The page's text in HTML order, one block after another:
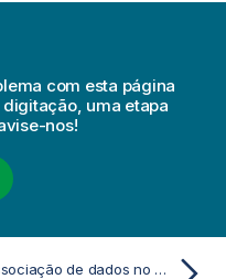
com esta página
uma etapa
nos!
Associação de dados no editor de tabelas